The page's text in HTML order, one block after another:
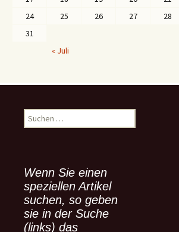
24
25 26 27 28
31
« Juli
u
n
n
a
c
h
Wenn Sie einen
speziellen Artikel
suchen, so geben
sie in der Suche
(links) das